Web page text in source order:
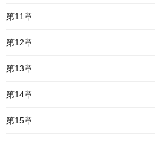
第11章
第12章
第13章
第14章
第15章